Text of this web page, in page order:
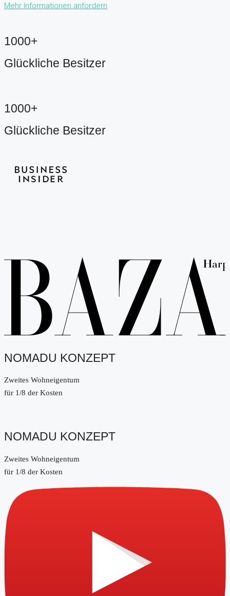
Mehr Informationen anfordern
1000+
Glückliche Besitzer
1000+
Glückliche Besitzer
NOMADU KONZEPT
Zweites Wohneigentum
für 1/8 der Kosten
NOMADU KONZEPT
Zweites Wohneigentum
für 1/8 der Kosten